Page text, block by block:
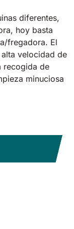
h
h
diferentes,
hoy basta
fregadora. El
velocidad de
recogida de
minuciosa